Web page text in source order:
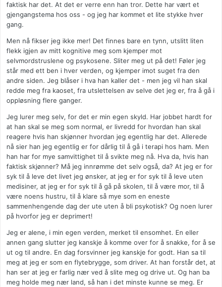
faktisk har det. At det er verre enn han tror. Dette har vært et
gjengangstema hos oss - og jeg har kommet et lite stykke hver
gang.
Men nå fikser jeg ikke mer! Det finnes bare en tynn, utslitt liten
flekk igjen av mitt kognitive meg som kjemper mot
selvmordstruslene og psykosene. Sliter meg ut på det! Føler jeg
står med ett ben i hver verden, og kjemper imot suget fra den
andre siden. Jeg blåser i hva han kaller det - men jeg vil han skal
redde meg fra kaoset, fra utslettelsen av selve det jeg er, fra å gå i
oppløsning flere ganger.
Jeg lurer meg selv, for det er min egen skyld. Har jobbet hardt for
at han skal se meg som normal, er livredd for hvordan han skal
reagere hvis han skjønner hvordan jeg egentlig har det. Allerede
nå sier han jeg egentlig er for dårlig til å gå i terapi hos ham. Men
han har for mye samvittighet til å svikte meg nå. Hva da, hvis han
faktisk skjønner? Må jeg innrømme det selv også, da? At jeg er for
syk til å leve det livet jeg ønsker, at jeg er for syk til å leve uten
medisiner, at jeg er for syk til å gå på skolen, til å være mor, til å
være noens hustru, til å klare så mye som en eneste
sammenhengende dag der ute uten å bli psykotisk? Og noen lurer
på hvorfor jeg er deprimert!
Jeg er alene, i min egen verden, merket til ensomhet. En eller
annen gang slutter jeg kanskje å komme over for å snakke, for å se
ut og til andre. En dag forsvinner jeg kanskje for godt. Han sa til
meg at jeg er som en flytebrygge, som driver. At han forstår det, at
han ser at jeg er farlig nær ved å slite meg og drive ut. Og han ba
meg holde meg nær land, så han i det minste kunne se meg. Er